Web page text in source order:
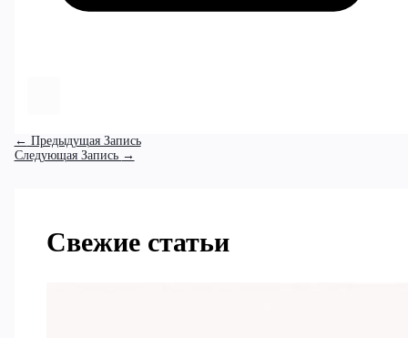
← Предыдущая Запись
Следующая Запись →
Свежие статьи